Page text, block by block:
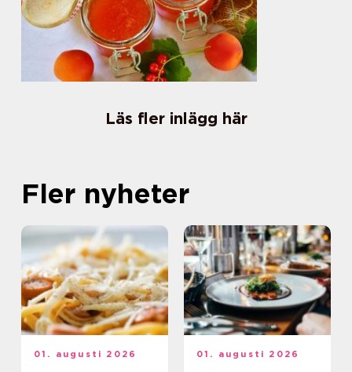
Läs fler inlägg här
Fler nyheter
01. augusti 2026 01. augusti 2026